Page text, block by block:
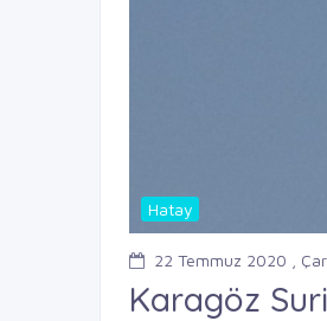
Hatay
22 Temmuz 2020 ,
Karagöz